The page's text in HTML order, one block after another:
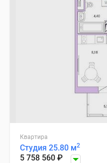
Квартира
Студия 25.80 м2
5 758 560 ₽